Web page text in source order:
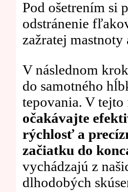
Pod ošetrením si
odstránenie
zažratej mastnoty
V následnom
do samotného
tepovania. V tejto
očakávajte
rýchlosť a
začiatku do
vychádzajú z
dlhodobých